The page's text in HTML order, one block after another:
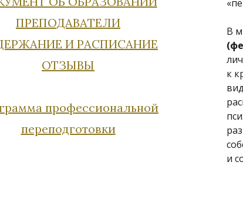
ПРЕПОДАВАТЕЛИ
И РАСПИСАНИЕ
ОТЗЫВЫ
профессиональной
переподготовки
В
к
и